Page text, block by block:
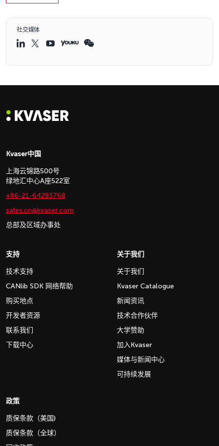
社交媒体
Kvaser中国
上海云锦路500号
绿地汇中心A座522室
+86-21-64283768
sales.cn@kvaser.com
总部及区域办事处
支持
技术支持
CANlib SDK 网络帮助
购买地点
开发者资源
联系我们
下载中心
关于我们
关于我们
Kvaser Catalogue
新闻资讯
技术合作伙伴
大学赞助
加入Kvaser
媒体与新闻中心
可持续发展
政策
质保条款（美国)
质保条款（全球）